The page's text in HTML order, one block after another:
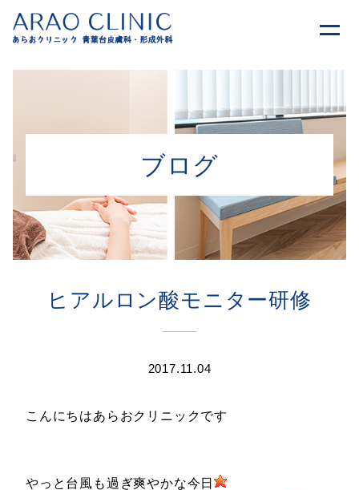
ブログ
ヒアルロン酸モニター研修
2017.11.04
こんにちはあらおクリニックです
やっと台風も過ぎ爽やかな今日